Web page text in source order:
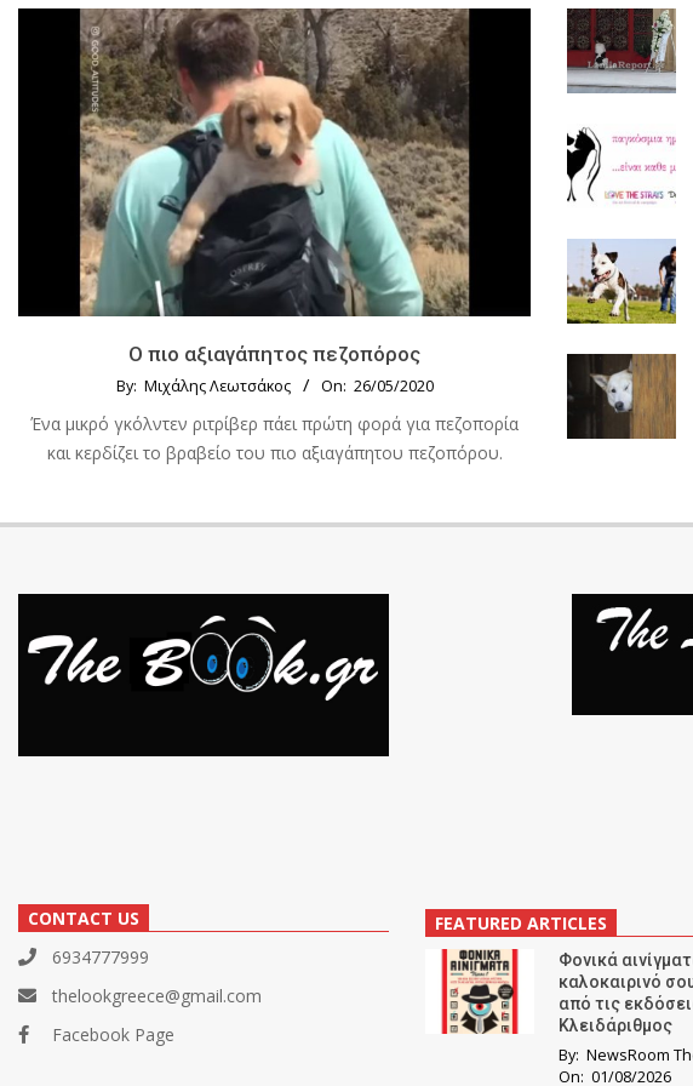
Ο πιο αξιαγάπητος πεζοπόρος
By: Μιχάλης Λεωτσάκος On: 26/05/2020
Ένα μικρό γκόλντεν ριτρίβερ πάει πρώτη φορά για πεζοπορία
και κερδίζει το βραβείο του πιο αξιαγάπητου πεζοπόρου.
CONTACT US
6934777999
thelookgreece@gmail.com
Facebook Page
FEATURED ARTICLES
Φονικά
καλοκαιρινό
από τις
Κλειδάριθμος
By: NewsRoom
On: 01/08/2026